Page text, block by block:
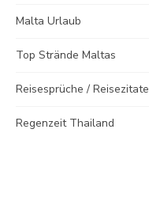
Malta Urlaub
Top Strände Maltas
Reisesprüche / Reisezitate
Regenzeit Thailand